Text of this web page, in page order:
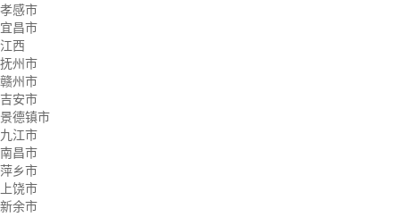
孝感市
宜昌市
江西
抚州市
赣州市
吉安市
景德镇市
九江市
南昌市
萍乡市
上饶市
新余市